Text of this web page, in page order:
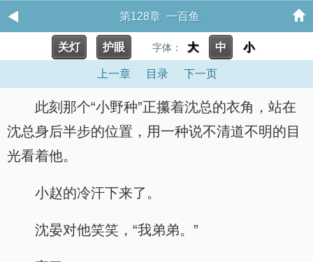
第128章 一百鱼
关灯 护眼 字体： 大 中 小
上一章 目录 下一页
此刻那个“小野种”正攥着沈总的衣角，站在
沈总身后半步的位置，用一种说不清道不明的目
光看着他。
小赵的冷汗下来了。
沈晏对他笑笑，“我弟弟。”